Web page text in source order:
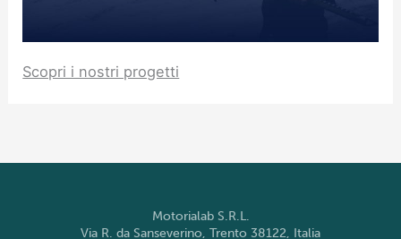
Scopri i nostri progetti
Motorialab S.R.L.
Via R. da Sanseverino, Trento 38122, Italia